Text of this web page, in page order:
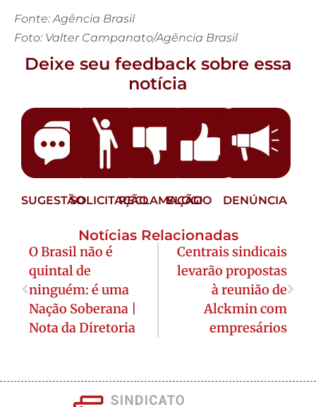
Fonte: Agência Brasil
Foto: Valter Campanato/Agência Brasil
Deixe seu feedback sobre essa
notícia
SUGESTÃOSOLICITAÇÃORECLAMAÇÃO
ELOGIO DENÚNCIA
Notícias Relacionadas
O Brasil não é
quintal de
ninguém: é uma
Nação Soberana |
Nota da Diretoria
Centrais sindicais
levarão propostas
à reunião de
Alckmin com
empresários